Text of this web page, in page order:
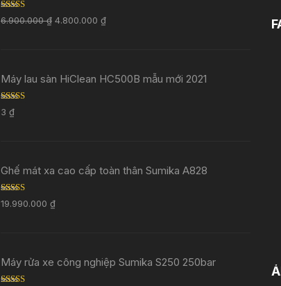
Rated 5.00
out of 5
6.900.000₫ 4.800.000 ₫
Máy lau sàn HiClean HC500B mẫu mới 2021
Rated
out of 5
3 ₫
Ghế mát xa cao cấp toàn thân Sumika A828
Rated5.00
out of 5
19.990.000 ₫
Máy rửa xe công nghiệp Sumika S250 250bar